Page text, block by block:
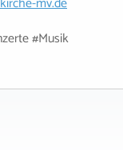
#Musik